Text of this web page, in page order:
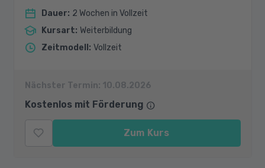
Dauer: 2 Wochen in Vollzeit
Kursart: Weiterbildung
Zeitmodell : Vollzeit
Nächster Termin: 10.08.2026
Kostenlos mit Förderung
Zum Kurs